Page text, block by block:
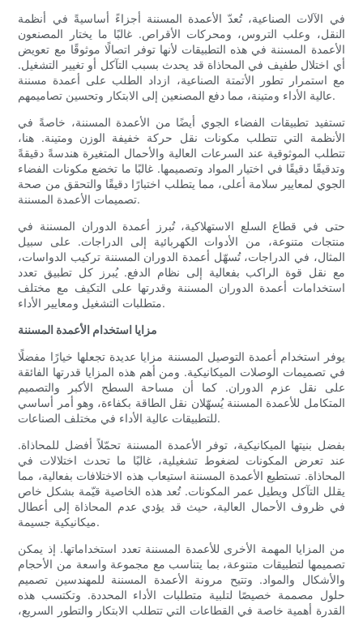
في الآلات الصناعية، تُعدّ الأعمدة المسننة أجزاءً أساسيةً في أنظمة
النقل، وعلب التروس، ومحركات الأقراص. غالبًا ما يختار المصنعون
الأعمدة المسننة في هذه التطبيقات لأنها توفر اتصالًا موثوقًا مع تعويض
أي اختلال طفيف في المحاذاة قد يحدث بسبب التآكل أو تغيير التشغيل.
مع استمرار تطور الأتمتة الصناعية، ازداد الطلب على أعمدة مسننة
عالية الأداء ومتينة، مما دفع المصنعين إلى الابتكار وتحسين تصاميمهم.
تستفيد تطبيقات الفضاء الجوي أيضًا من الأعمدة المسننة، خاصةً في
الأنظمة التي تتطلب مكونات نقل حركة خفيفة الوزن ومتينة. هنا،
تتطلب الموثوقية عند السرعات العالية والأحمال المتغيرة هندسةً دقيقةً
وتدقيقًا دقيقًا في اختيار المواد وتصميمها. غالبًا ما تخضع مكونات الفضاء
الجوي لمعايير سلامة أعلى، مما يتطلب اختبارًا دقيقًا والتحقق من صحة
تصميمات الأعمدة المسننة.
حتى في قطاع السلع الاستهلاكية، تُبرز أعمدة الدوران المسننة في
منتجات متنوعة، من الأدوات الكهربائية إلى الدراجات. على سبيل
المثال، في الدراجات، تُسهّل أعمدة الدوران المسننة تركيب الدواسات،
مع نقل قوة الراكب بفعالية إلى نظام الدفع. يُبرز كل تطبيق تعدد
استخدامات أعمدة الدوران المسننة وقدرتها على التكيف مع مختلف
متطلبات التشغيل ومعايير الأداء.
مزايا استخدام الأعمدة المسننة
يوفر استخدام أعمدة التوصيل المسننة مزايا عديدة تجعلها خيارًا مفضلًا
في تصميمات الوصلات الميكانيكية. ومن أهم هذه المزايا قدرتها الفائقة
على نقل عزم الدوران. كما أن مساحة السطح الأكبر والتصميم
المتكامل للأعمدة المسننة يُسهّلان نقل الطاقة بكفاءة، وهو أمر أساسي
للتطبيقات عالية الأداء في مختلف الصناعات.
بفضل بنيتها الميكانيكية، توفر الأعمدة المسننة تحمّلاً أفضل للمحاذاة.
عند تعرض المكونات لضغوط تشغيلية، غالبًا ما تحدث اختلالات في
المحاذاة. تستطيع الأعمدة المسننة استيعاب هذه الاختلافات بفعالية، مما
يقلل التآكل ويطيل عمر المكونات. تُعد هذه الخاصية قيّمة بشكل خاص
في ظروف الأحمال العالية، حيث قد يؤدي عدم المحاذاة إلى أعطال
ميكانيكية جسيمة.
من المزايا المهمة الأخرى للأعمدة المسننة تعدد استخداماتها. إذ يمكن
تصميمها لتطبيقات متنوعة، بما يتناسب مع مجموعة واسعة من الأحجام
والأشكال والمواد. وتتيح مرونة الأعمدة المسننة للمهندسين تصميم
حلول مصممة خصيصًا لتلبية متطلبات الأداء المحددة. وتكتسب هذه
القدرة أهمية خاصة في القطاعات التي تتطلب الابتكار والتطور السريع،